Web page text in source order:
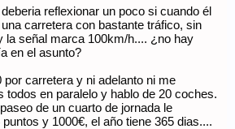
reflexionar un poco si cuando él
carretera con bastante tráfico, sin
la señal marca 100km/h.... ¿no hay
en el asunto?
carretera y ni adelanto ni me
todos en paralelo y hablo de 20 coches.
de un cuarto de jornada le
puntos y 1000€, el año tiene 365 dias....